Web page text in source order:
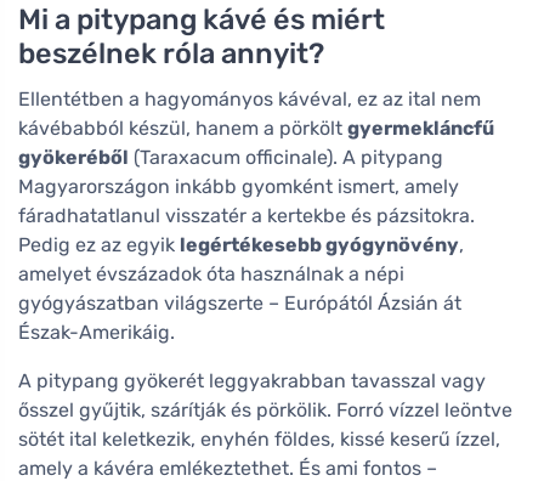
Mi a pitypang kávé és miért
beszélnek róla annyit?
Ellentétben a hagyományos kávéval, ez az ital nem
kávébabból készül, hanem a pörkölt gyermekláncfű
gyökeréből (Taraxacum officinale). A pitypang
Magyarországon inkább gyomként ismert, amely
fáradhatatlanul visszatér a kertekbe és pázsitokra.
Pedig ez az egyik legértékesebb gyógynövény,
amelyet évszázadok óta használnak a népi
gyógyászatban világszerte – Európától Ázsián át
Észak-Amerikáig.
A pitypang gyökerét leggyakrabban tavasszal vagy
ősszel gyűjtik, szárítják és pörkölik. Forró vízzel leöntve
sötét ital keletkezik, enyhén földes, kissé keserű ízzel,
amely a kávéra emlékeztethet. És ami fontos –